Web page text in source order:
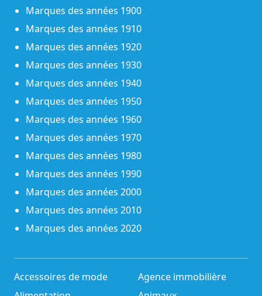
Marques des années 1900
Marques des années 1910
Marques des années 1920
Marques des années 1930
Marques des années 1940
Marques des années 1950
Marques des années 1960
Marques des années 1970
Marques des années 1980
Marques des années 1990
Marques des années 2000
Marques des années 2010
Marques des années 2020
Accessoires de mode
Agence immobilière